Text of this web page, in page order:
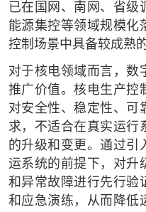
已在国网、南网、省级
能源集控等领域规模化
控制场景中具备较成熟
对于核电领域而言，数
推广价值。核电生产控
对安全性、稳定性、可
求，不适合在真实运行
的升级和变更。通过引
运系统的前提下，对升
和异常故障进行先行验
和应急演练，从而降低